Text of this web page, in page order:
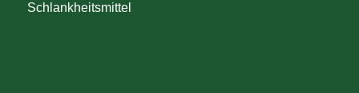
Schlankheitsmittel